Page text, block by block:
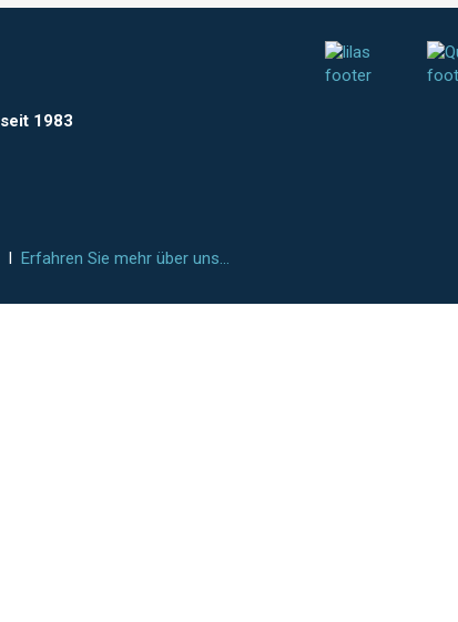
seit 1983
l Erfahren Sie mehr über uns...